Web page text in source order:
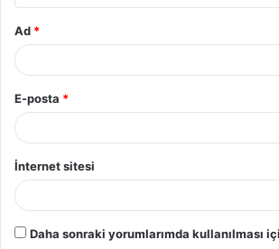
Ad *
E-posta *
İnternet sitesi
Daha sonraki yorumlarımda kullanılması